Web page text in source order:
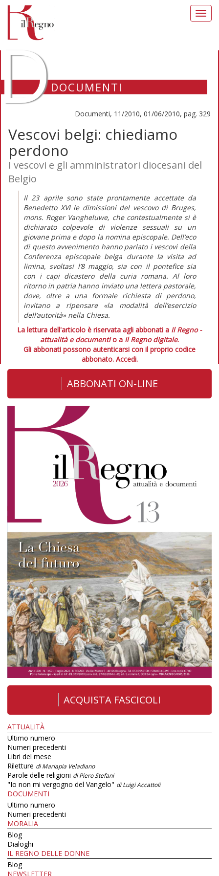
DOCUMENTI
Documenti, 11/2010, 01/06/2010, pag. 329
Vescovi belgi: chiediamo
perdono
I vescovi e gli amministratori diocesani del
Belgio
Il 23 aprile sono state prontamente accettate da
Benedetto XVI le dimissioni del vescovo di Bruges,
mons. Roger Vangheluwe, che contestualmente si è
dichiarato colpevole di violenze sessuali su un
giovane prima e dopo la nomina episcopale. Dell’eco
di questo avvenimento hanno parlato i vescovi della
Conferenza episcopale belga durante la visita ad
limina, svoltasi l’8 maggio, sia con il pontefice sia
con i capi dicastero della curia romana. Al loro
ritorno in patria hanno inviato una lettera pastorale,
dove, oltre a una formale richiesta di perdono,
invitano a ripensare «la modalità dell’esercizio
dell’autorità» nella Chiesa.
La lettura dell'articolo è riservata agli abbonati a Il Regno -
attualità e documentio a Il Regno digitale.
Gli abbonati possono autenticarsi con il proprio codice
abbonato. Accedi.
ABBONATI ON-LINE
ACQUISTA FASCICOLI
ATTUALITÀ
Ultimo numero
Numeri precedenti
Libri del mese
Riletture di Mariapia Veladiano
Parole delle religioni di Piero Stefani
"Io non mi vergogno del Vangelo" di Luigi Accattoli
DOCUMENTI
Ultimo numero
Numeri precedenti
MORALIA
Blog
Dialoghi
IL REGNO DELLE DONNE
Blog
NEWSLETTER